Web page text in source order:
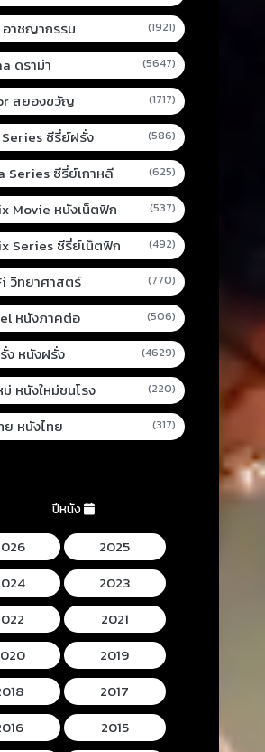
ห้อง
Mortal Kombat II
(2026) มอร์ทัล คอม
แบท 2
าชญากรรม (1921)
ดราม่า (5647)
สยองขวัญ (1717)
ซีรี่ย์ฝรั่ง (586)
Series ซีรี่ย์เกาหลี (625)
Movie หนังเน็ตฟิก (537)
Series ซีรี่ย์เน็ตฟิก (492)
วิทยาศาสตร์ (770)
หนังภาคต่อ (506)
ง หนังฝรั่ง (4629)
ม่ หนังใหม่ชนโรง (220)
ย หนังไทย (317)
ปีหนัง
2025
2023
2021
2019
2017
2015